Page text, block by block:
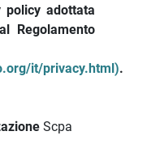
adottata
Regolamento
it/privacy.html).
Scpa